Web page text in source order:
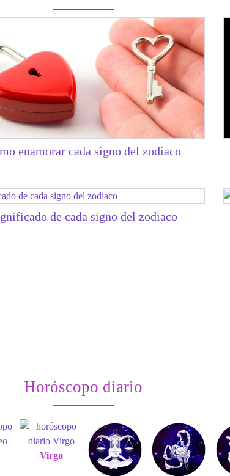
enamorar cada signo del zodiaco
de cada signo del zodiaco
Horóscopo diario
Virgo